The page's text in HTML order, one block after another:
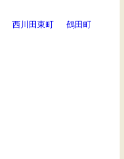
西川田東町 鶴田町